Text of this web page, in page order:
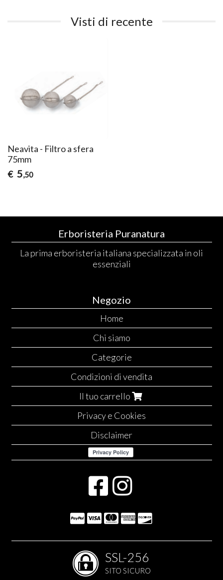
Visti di recente
Neavita - Filtro a sfera
75mm
€ 5,50
Erboristeria Puranatura
La prima erboristeria italiana specializzata in oli
essenziali
Negozio
Home
Chi siamo
Categorie
Condizioni di vendita
Il tuo carrello
Privacy e Cookies
Disclaimer
SSL-256
SITO SICURO